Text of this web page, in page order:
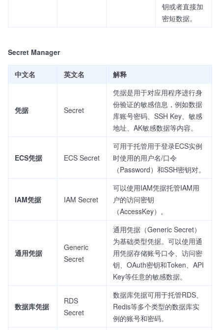
钥或者直接加
密短数据。
Secret Manager
中文名 英文名 解释
凭据 Secret
凭据是用于对应用程序进行身
份验证的敏感信息，例如数据
库账号密码、SSH Key、敏感
地址、AK敏感数据等内容。
ECS凭据 ECS Secret
可用于托管用于登录ECS实例
时使用的用户名/口令
（Password）和SSH密钥对。
IAM凭据 IAM Secret
可以使用IAM凭据托管IAM用
户的访问密钥
（AccessKey）。
通用凭据
Generic
Secret
通用凭据（Generic Secret）
为基础类型凭据。可以使用通
用凭据存储账号口令、访问密
钥、OAuth密钥和Token、API
Key等任意的敏感数据。
数据库凭据
RDS
Secret
数据库凭据可用于托管RDS、
Redis等多个类型的数据库实
例的账号和密码。